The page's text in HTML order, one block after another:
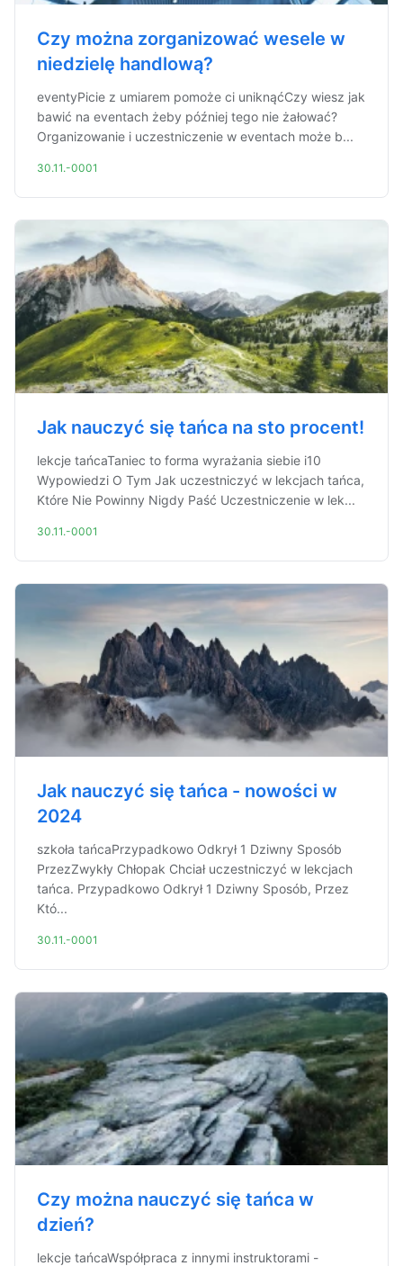
Czy można zorganizować wesele w
niedzielę handlową?
eventyPicie z umiarem pomoże ci uniknąćCzy wiesz jak
bawić na eventach żeby później tego nie żałować?
Organizowanie i uczestniczenie w eventach może b...
30.11.-0001
Jak nauczyć się tańca na sto procent!
lekcje tańcaTaniec to forma wyrażania siebie i10
Wypowiedzi O Tym Jak uczestniczyć w lekcjach tańca,
Które Nie Powinny Nigdy Paść Uczestniczenie w lek...
30.11.-0001
Jak nauczyć się tańca - nowości w
2024
szkoła tańcaPrzypadkowo Odkrył 1 Dziwny Sposób
PrzezZwykły Chłopak Chciał uczestniczyć w lekcjach
tańca. Przypadkowo Odkrył 1 Dziwny Sposób, Przez
Któ...
30.11.-0001
Czy można nauczyć się tańca w
dzień?
lekcje tańcaWspółpraca z innymi instruktorami -